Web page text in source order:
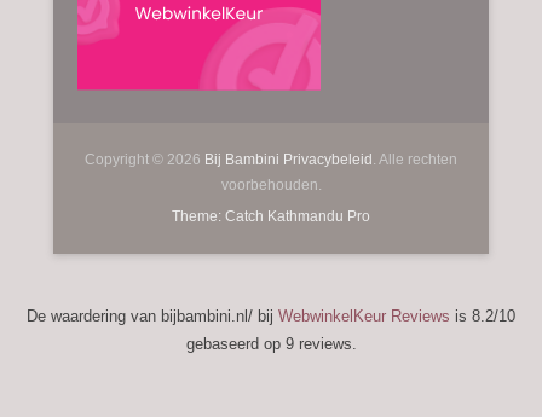
Copyright © 2026 Bij Bambini Privacybeleid . Alle rechten
voorbehouden.
Theme: Catch Kathmandu Pro
De waardering van bijbambini.nl/ bij WebwinkelKeur Reviews is 8.2/10
gebaseerd op 9 reviews.